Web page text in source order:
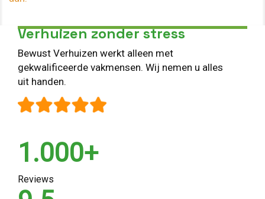
Verhuizen zonder stress
Bewust Verhuizen werkt alleen met
gekwalificeerde vakmensen. Wij nemen u alles
uit handen.
1.000+
Reviews